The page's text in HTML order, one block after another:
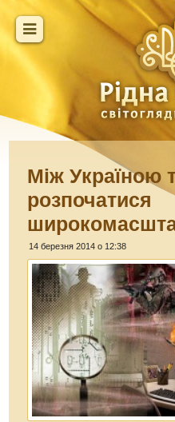
Між Україною
розпочатися
14 березня 2014 о 12:38